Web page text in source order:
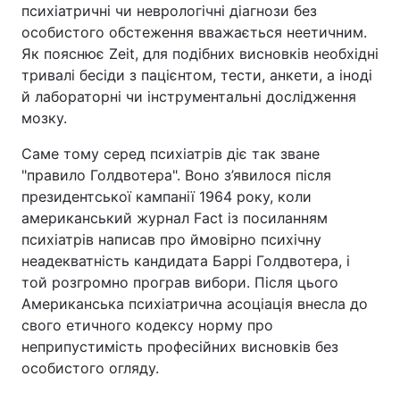
психіатричні чи неврологічні діагнози без
особистого обстеження вважається неетичним.
Як пояснює Zeit, для подібних висновків необхідні
тривалі бесіди з пацієнтом, тести, анкети, а іноді
й лабораторні чи інструментальні дослідження
мозку.
Саме тому серед психіатрів діє так зване
"правило Голдвотера". Воно з’явилося після
президентської кампанії 1964 року, коли
американський журнал Fact із посиланням
психіатрів написав про ймовірно психічну
неадекватність кандидата Баррі Голдвотера, і
той розгромно програв вибори. Після цього
Американська психіатрична асоціація внесла до
свого етичного кодексу норму про
неприпустимість професійних висновків без
особистого огляду.